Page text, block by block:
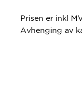
Prisen er inkl
Avhenging av